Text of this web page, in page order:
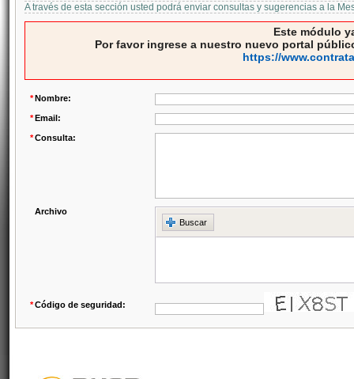
A través de esta sección usted podrá enviar consultas y sugerencias a la
Este módulo
Por favor ingrese a nuestro nuevo portal
https://
*Nombre:
*Email:
*Consulta:
Archivo
Buscar
*Código de seguridad: